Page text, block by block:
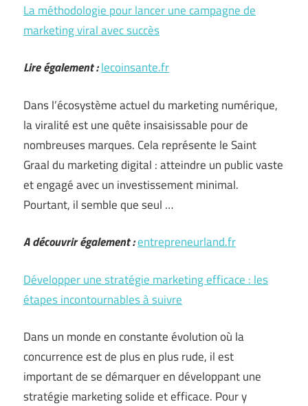
La méthodologie pour lancer une campagne de
marketing viral avec succès
Lire également :lecoinsante.fr
Dans l’écosystème actuel du marketing numérique,
la viralité est une quête insaisissable pour de
nombreuses marques. Cela représente le Saint
Graal du marketing digital : atteindre un public vaste
et engagé avec un investissement minimal.
Pourtant, il semble que seul …
A découvrir également :entrepreneurland.fr
Développer une stratégie marketing efficace : les
étapes incontournables à suivre
Dans un monde en constante évolution où la
concurrence est de plus en plus rude, il est
important de se démarquer en développant une
stratégie marketing solide et efficace. Pour y